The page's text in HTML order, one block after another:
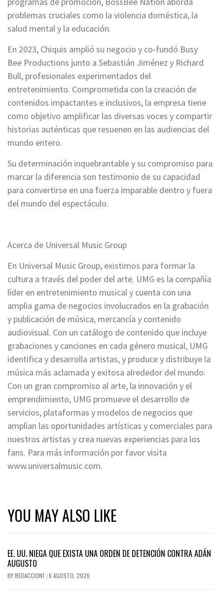
problemas cruciales como la violencia doméstica, la
salud mental y la educación.
En 2023, Chiquis amplió su negocio y co-fundó Busy
Bee Productions junto a Sebastián Jiménez y Richard
Bull, profesionales experimentados del
entretenimiento. Comprometida con la creación de
contenidos impactantes e inclusivos, la empresa tiene
como objetivo amplificar las diversas voces y compartir
historias auténticas que resuenen en las audiencias del
mundo entero.
Su determinación inquebrantable y su compromiso para
marcar la diferencia son testimonio de su capacidad
para convertirse en una fuerza imparable dentro y fuera
del mundo del espectáculo.
Acerca de Universal Music Group
En Universal Music Group, existimos para formar la
cultura a través del poder del arte. UMG es la compañía
líder en entretenimiento musical y cuenta con una
amplia gama de negocios involucrados en la grabación
y publicación de música, mercancía y contenido
audiovisual. Con un catálogo de contenido que incluye
grabaciones y canciones en cada género musical, UMG
identifica y desarrolla artistas, y produce y distribuye la
música más aclamada y exitosa alrededor del mundo.
Con un gran compromiso al arte, la innovación y el
emprendimiento, UMG promueve el desarrollo de
servicios, plataformas y modelos de negocios que
amplían las oportunidades artísticas y comerciales para
nuestros artistas y crea nuevas experiencias para los
fans. Para más información por favor visita
www.universalmusic.com.
YOU MAY ALSO LIKE
EE. UU. NIEGA QUE EXISTA UNA ORDEN DE DETENCIÓN CONTRA ADÁN
AUGUSTO
BYREDACCION1 /6 AGOSTO, 2026